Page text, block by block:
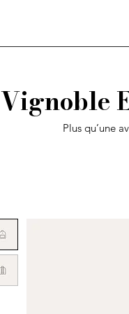
Vignoble
Plus qu’une